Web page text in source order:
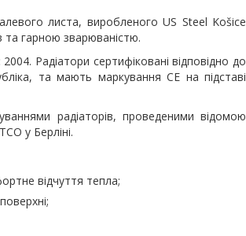
листа, виробленого US Steel Košice
та гарною зварюваністю.
Радіатори сертифіковані відповідно до
та мають маркування CE на підставі
радіаторів, проведеними відомою
у Берліні.
відчуття тепла;